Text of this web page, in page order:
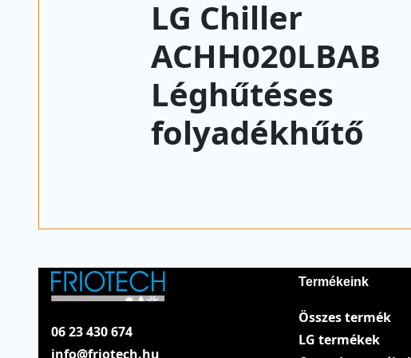
LG Chiller
ACHH020LBAB
Léghűtéses
folyadékhűtő
06 23 430 674
info@friotech.hu
Termékeink
Összes termék
LG termékek